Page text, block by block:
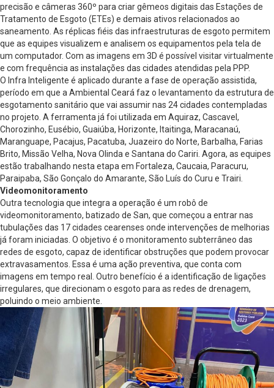
precisão e câmeras 360º para criar gêmeos digitais das Estações de
Tratamento de Esgoto (ETEs) e demais ativos relacionados ao
saneamento. As réplicas fiéis das infraestruturas de esgoto permitem
que as equipes visualizem e analisem os equipamentos pela tela de
um computador. Com as imagens em 3D é possível visitar virtualmente
e com frequência as instalações das cidades atendidas pela PPP.
O Infra Inteligente é aplicado durante a fase de operação assistida,
período em que a Ambiental Ceará faz o levantamento da estrutura de
esgotamento sanitário que vai assumir nas 24 cidades contempladas
no projeto. A ferramenta já foi utilizada em Aquiraz, Cascavel,
Chorozinho, Eusébio, Guaiúba, Horizonte, Itaitinga, Maracanaú,
Maranguape, Pacajus, Pacatuba, Juazeiro do Norte, Barbalha, Farias
Brito, Missão Velha, Nova Olinda e Santana do Cariri. Agora, as equipes
estão trabalhando nesta etapa em Fortaleza, Caucaia, Paracuru,
Paraipaba, São Gonçalo do Amarante, São Luís do Curu e Trairi.
Videomonitoramento
Outra tecnologia que integra a operação é um robô de
videomonitoramento, batizado de San, que começou a entrar nas
tubulações das 17 cidades cearenses onde intervenções de melhorias
já foram iniciadas. O objetivo é o monitoramento subterrâneo das
redes de esgoto, capaz de identificar obstruções que podem provocar
extravasamentos. Essa é uma ação preventiva, que conta com
imagens em tempo real. Outro benefício é a identificação de ligações
irregulares, que direcionam o esgoto para as redes de drenagem,
poluindo o meio ambiente.